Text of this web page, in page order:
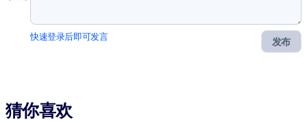
发布
快速登录后即可发言
猜你喜欢